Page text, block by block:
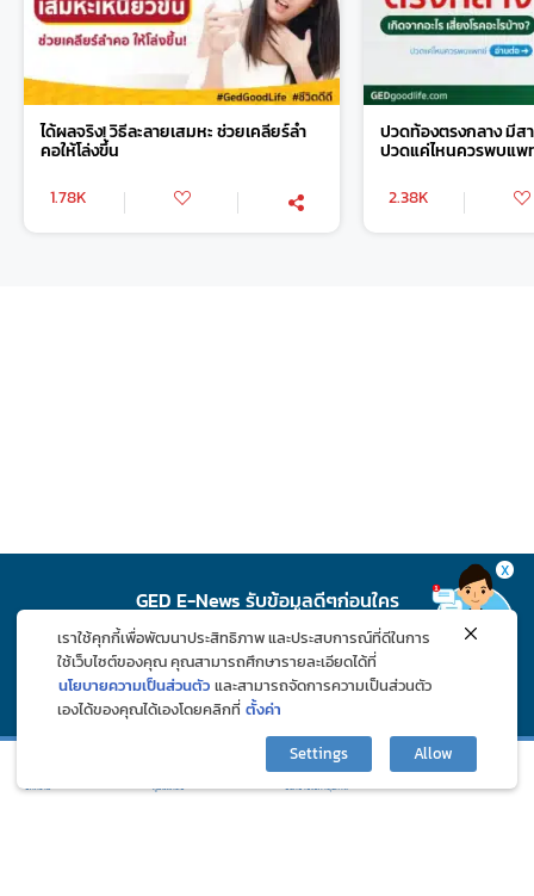
ได้ผลจริง! วิธีละลายเสมหะ ช่วยเคลียร์ลำ
คอให้โล่งขึ้น
1.78K
ปวดท้องตรงกลาง มีสา
ปวดแค่ไหนควรพบแพ
2.38K
GED E-News รับข้อมูลดีๆก่อนใคร
บทความ ภูมิแพ้คลับ
X
เราใช้คุกกี้เพื่อพัฒนาประสิทธิภาพ และประสบการณ์ที่ดีในการ
ใช้เว็บไซต์ของคุณ คุณสามารถศึกษารายละเอียดได้ที่
นโยบายความเป็นส่วนตัว และสามารถจัดการความเป็นส่วนตัว
เองได้ของคุณได้เองโดยคลิกที่ ตั้งค่า
Settings
Allow